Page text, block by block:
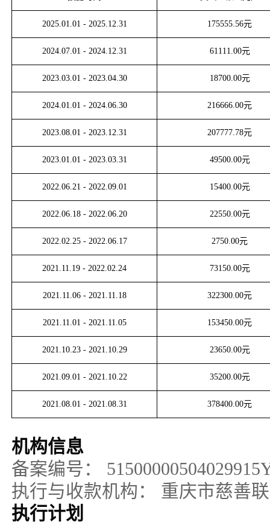
2025.01.01 - 2025.12.31 175555.56元
2024.07.01 - 2024.12.31 61111.00元
2023.03.01 - 2023.04.30 18700.00元
2024.01.01 - 2024.06.30 216666.00元
2023.08.01 - 2023.12.31 207777.78元
2023.01.01 - 2023.03.31 49500.00元
2022.06.21 - 2022.09.01 15400.00元
2022.06.18- 2022.06.20 22550.00元
2022.02.25- 2022.06.17 2750.00元
2021.11.19 - 2022.02.24 73150.00元
2021.11.06- 2021.11.18 322300.00元
2021.11.01 - 2021.11.05 153450.00元
2021.10.23- 2021.10.29 23650.00元
2021.09.01 - 2021.10.22 35200.00元
2021.08.01 - 2021.08.31 378400.00元
机构信息
备案编号：
执行与收款机构：
重庆市慈善
执行计划